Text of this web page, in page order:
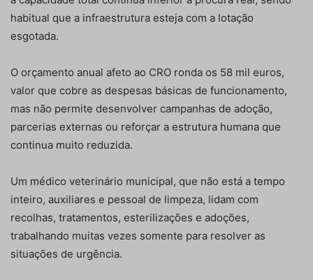
habitual que a infraestrutura esteja com a lotação
esgotada.
O orçamento anual afeto ao CRO ronda os 58 mil euros,
valor que cobre as despesas básicas de funcionamento,
mas não permite desenvolver campanhas de adoção,
parcerias externas ou reforçar a estrutura humana que
continua muito reduzida.
Um médico veterinário municipal, que não está a tempo
inteiro, auxiliares e pessoal de limpeza, lidam com
recolhas, tratamentos, esterilizações e adoções,
trabalhando muitas vezes somente para resolver as
situações de urgência.